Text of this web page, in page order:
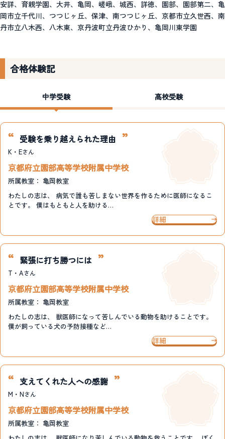
安詳、育親学園、大井、亀岡、嵯峨、城西、詳徳、園部、園部第二、亀
岡市立千代川、つつじヶ丘、保津、南つつじヶ丘、京都市立久世西、南
丹市立八木西、八木東、京丹波町立丹波ひかり、亀岡川東学園
合格体験記
中学受験 高校受験
受験を乗り越えられた理由
K・Eさん
京都府立園部高等学校附属中学校
所属教室： 亀岡教室
わたしの志は、 病気で誰も苦しまない世界を作るために医師になるこ
とです。 僕はもともと人を助ける…
詳細
緊張に打ち勝つには
T・Aさん
京都府立園部高等学校附属中学校
所属教室： 亀岡教室
わたしの志は、 獣医師になって苦しんでいる動物を助けることです。
僕が飼っている犬の予防接種など…
詳細
支えてくれた人への感謝
M・Nさん
京都府立園部高等学校附属中学校
所属教室： 亀岡教室